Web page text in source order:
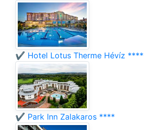
✔️ Hotel Lotus Therme Hévíz
✔️ Park Inn Zalakaros ****